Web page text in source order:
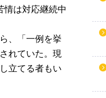
情は対応継続中
、「一例を挙
れていた。現
立てる者もい